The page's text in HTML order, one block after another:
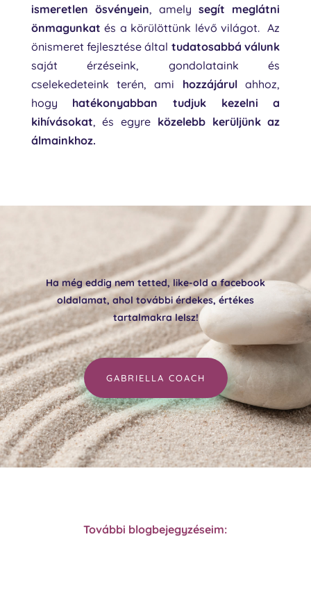
ismeretlen ösvényein, amelysegít meglátni
önmagunkat és a körülöttünk lévő világot. Az
önismeret fejlesztése által tudatosabbá válunk
saját érzéseink, gondolataink és
cselekedeteink terén, ami hozzájárulahhoz,
hogy hatékonyabban tudjuk kezelni a
kihívásokat, és egyre közelebb kerüljünk az
álmainkhoz.
Ha még eddig nem tetted, like-old a facebook
oldalamat, ahol további érdekes, értékes
tartalmakra lelsz!
GABRIELLA COACH
További blogbejegyzéseim: